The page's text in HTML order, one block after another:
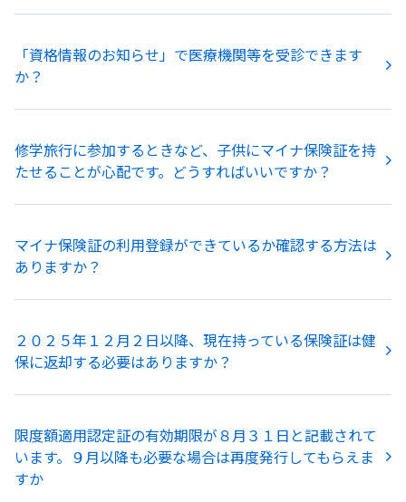
「資格情報のお知らせ」で医療機関等を受診できます
か？
修学旅行に参加するときなど、子供にマイナ保険証を持
たせることが心配です。どうすればいいですか？
マイナ保険証の利用登録ができているか確認する方法は
ありますか？
２０２５年１２月２日以降、現在持っている保険証は健
保に返却する必要はありますか？
限度額適用認定証の有効期限が８月３１日と記載されて
います。９月以降も必要な場合は再度発行してもらえま
すか